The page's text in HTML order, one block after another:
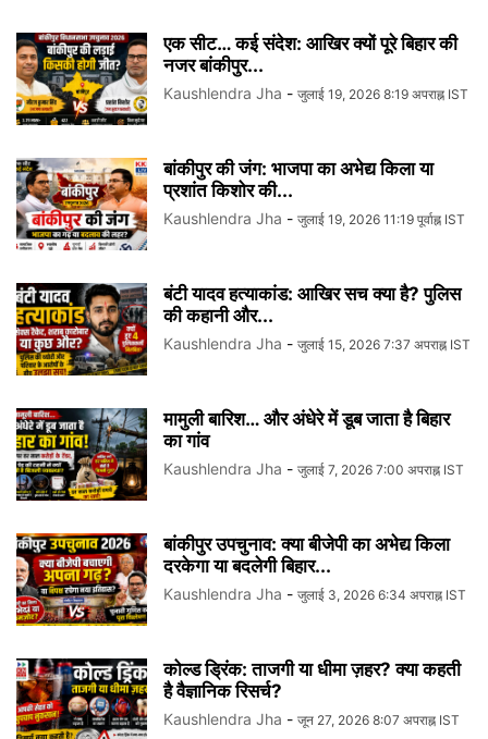
एक सीट… कई संदेश: आखिर क्यों पूरे बिहार की
नजर बांकीपुर...
Kaushlendra Jha - जुलाई 19, 2026 8:19 अपराह्न IST
बांकीपुर की जंग: भाजपा का अभेद्य किला या
प्रशांत किशोर की...
Kaushlendra Jha - जुलाई 19, 2026 11:19 पूर्वाह्न IST
बंटी यादव हत्याकांड: आखिर सच क्या है? पुलिस
की कहानी और...
Kaushlendra Jha - जुलाई 15, 2026 7:37 अपराह्न IST
मामुली बारिश… और अंधेरे में डूब जाता है बिहार
का गांव
Kaushlendra Jha - जुलाई 7, 2026 7:00 अपराह्न IST
बांकीपुर उपचुनाव: क्या बीजेपी का अभेद्य किला
दरकेगा या बदलेगी बिहार...
Kaushlendra Jha - जुलाई 3, 2026 6:34 अपराह्न IST
कोल्ड ड्रिंक: ताजगी या धीमा ज़हर? क्या कहती
है वैज्ञानिक रिसर्च?
Kaushlendra Jha - जून 27, 2026 8:07 अपराह्न IST